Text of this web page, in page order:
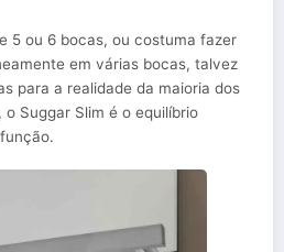
5 ou 6 bocas, ou costuma fazer
em várias bocas, talvez
para a realidade da maioria dos
Suggar Slim é o equilíbrio